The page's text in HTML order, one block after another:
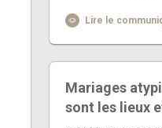
Lire le
Mariages
sont les lieux